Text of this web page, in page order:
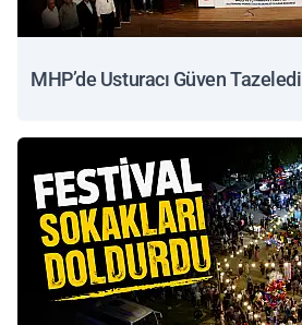
MHP’de Usturacı Güven Tazeledi